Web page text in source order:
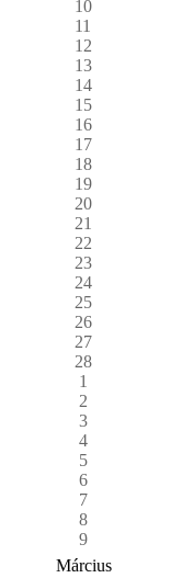
10
11
12
13
14
15
16
17
18
19
20
21
22
23
24
25
26
27
28
1
2
3
4
5
6
7
8
9
Március